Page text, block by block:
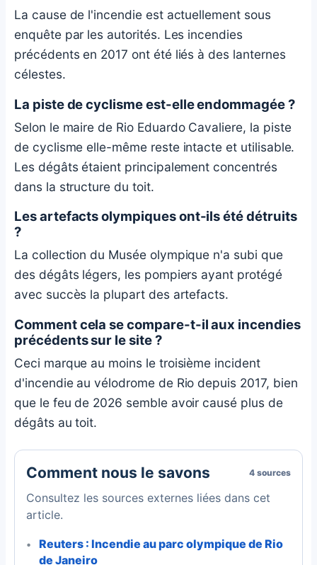
La cause de l'incendie est actuellement sous
enquête par les autorités. Les incendies
précédents en 2017 ont été liés à des lanternes
célestes.
La piste de cyclisme est-elle endommagée ?
Selon le maire de Rio Eduardo Cavaliere, la piste
de cyclisme elle-même reste intacte et utilisable.
Les dégâts étaient principalement concentrés
dans la structure du toit.
Les artefacts olympiques ont-ils été détruits
?
La collection du Musée olympique n'a subi que
des dégâts légers, les pompiers ayant protégé
avec succès la plupart des artefacts.
Comment cela se compare-t-il aux incendies
précédents sur le site ?
Ceci marque au moins le troisième incident
d'incendie au vélodrome de Rio depuis 2017, bien
que le feu de 2026 semble avoir causé plus de
dégâts au toit.
Comment nous le savons 4 sources
Consultez les sources externes liées dans cet
article.
Reuters : Incendie au parc olympique de Rio
de Janeiro